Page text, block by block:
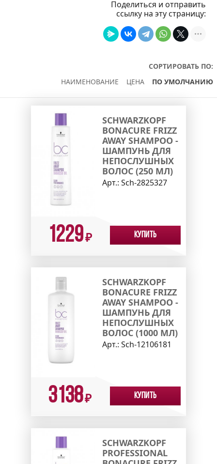
Поделиться и отправить
ссылку на эту страницу:
СОРТИРОВАТЬ ПО:
НАИМЕНОВАНИЕ
ЦЕНА ПО УМОЛЧАНИЮ
SCHWARZKOPF
BONACURE FRIZZ
AWAY SHAMPOO -
ШАМПУНЬ ДЛЯ
НЕПОСЛУШНЫХ
ВОЛОС (250 МЛ)
Арт.: Sch-2825327
1229₽ Купить
SCHWARZKOPF
BONACURE FRIZZ
AWAY SHAMPOO -
ШАМПУНЬ ДЛЯ
НЕПОСЛУШНЫХ
ВОЛОС (1000 МЛ)
Арт.: Sch-12106181
3138₽ Купить
SCHWARZKOPF
PROFESSIONAL